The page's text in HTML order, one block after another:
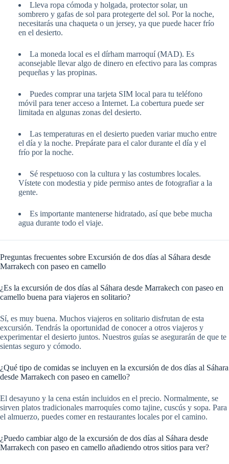
Lleva ropa cómoda y holgada, protector solar, un
sombrero y gafas de sol para protegerte del sol. Por la noche,
necesitarás una chaqueta o un jersey, ya que puede hacer frío
en el desierto.
La moneda local es el dírham marroquí (MAD). Es
aconsejable llevar algo de dinero en efectivo para las compras
pequeñas y las propinas.
Puedes comprar una tarjeta SIM local para tu teléfono
móvil para tener acceso a Internet. La cobertura puede ser
limitada en algunas zonas del desierto.
Las temperaturas en el desierto pueden variar mucho entre
el día y la noche. Prepárate para el calor durante el día y el
frío por la noche.
Sé respetuoso con la cultura y las costumbres locales.
Vístete con modestia y pide permiso antes de fotografiar a la
gente.
Es importante mantenerse hidratado, así que bebe mucha
agua durante todo el viaje.
Preguntas frecuentes sobre Excursión de dos días al Sáhara desde
Marrakech con paseo en camello
¿Es la excursión de dos días al Sáhara desde Marrakech con paseo en
camello buena para viajeros en solitario?
Sí, es muy buena. Muchos viajeros en solitario disfrutan de esta
excursión. Tendrás la oportunidad de conocer a otros viajeros y
experimentar el desierto juntos. Nuestros guías se asegurarán de que te
sientas seguro y cómodo.
¿Qué tipo de comidas se incluyen en la excursión de dos días al Sáhara
desde Marrakech con paseo en camello?
El desayuno y la cena están incluidos en el precio. Normalmente, se
sirven platos tradicionales marroquíes como tajine, cuscús y sopa. Para
el almuerzo, puedes comer en restaurantes locales por el camino.
¿Puedo cambiar algo de la excursión de dos días al Sáhara desde
Marrakech con paseo en camello añadiendo otros sitios para ver?